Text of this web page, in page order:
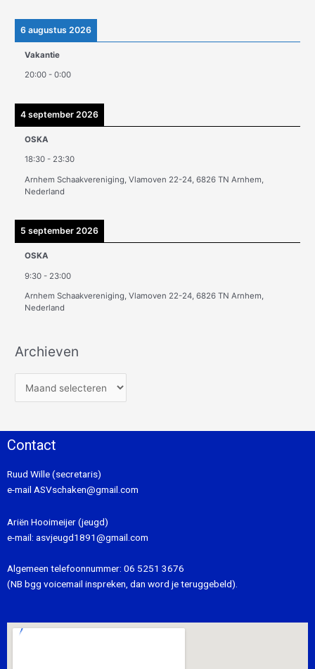
6 augustus 2026
Vakantie
20:00 -0:00
4 september 2026
OSKA
18:30 - 23:30
Arnhem Schaakvereniging, Vlamoven 22-24, 6826 TN Arnhem,
Nederland
5 september 2026
OSKA
9:30 - 23:00
Arnhem Schaakvereniging, Vlamoven 22-24, 6826 TN Arnhem,
Nederland
Archieven
Contact
Ruud Wille (secretaris)
e-mail ASVschaken@gmail.com
Ariën Hooimeijer (jeugd)
e-mail: asvjeugd1891@gmail.com
Algemeen telefoonnummer: 06 5251 3676
(NB bgg voicemail inspreken, dan word je teruggebeld).